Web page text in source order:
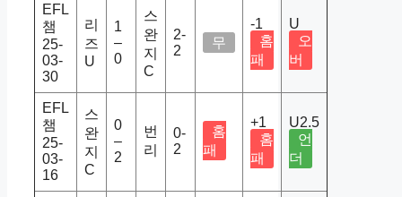
EFL
챔
25-
03-
30
리
즈
U
1
–
0
스
완
지
C
2-
2
무
-1
홈
패
U
오
버
EFL
챔
25-
03-
16
스
완
지
C
0
–
2
번
리
0-
2
홈
패
+1
홈
패
U2.5
언
더